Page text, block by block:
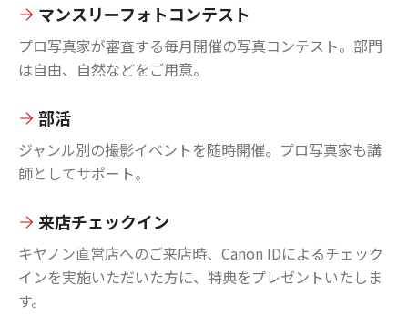
マンスリーフォトコンテスト
プロ写真家が審査する毎月開催の写真コンテスト。部門
は自由、自然などをご用意。
部活
ジャンル別の撮影イベントを随時開催。プロ写真家も講
師としてサポート。
来店チェックイン
キヤノン直営店へのご来店時、Canon IDによるチェック
インを実施いただいた方に、特典をプレゼントいたしま
す。